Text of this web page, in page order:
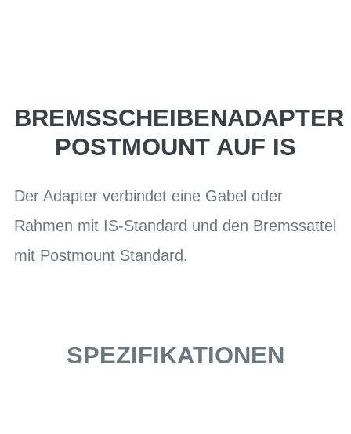
BREMSSCHEIBENADAPTER
POSTMOUNT AUF IS
Der Adapter verbindet eine Gabel oder
Rahmen mit IS-Standard und den Bremssattel
mit Postmount Standard.
SPEZIFIKATIONEN